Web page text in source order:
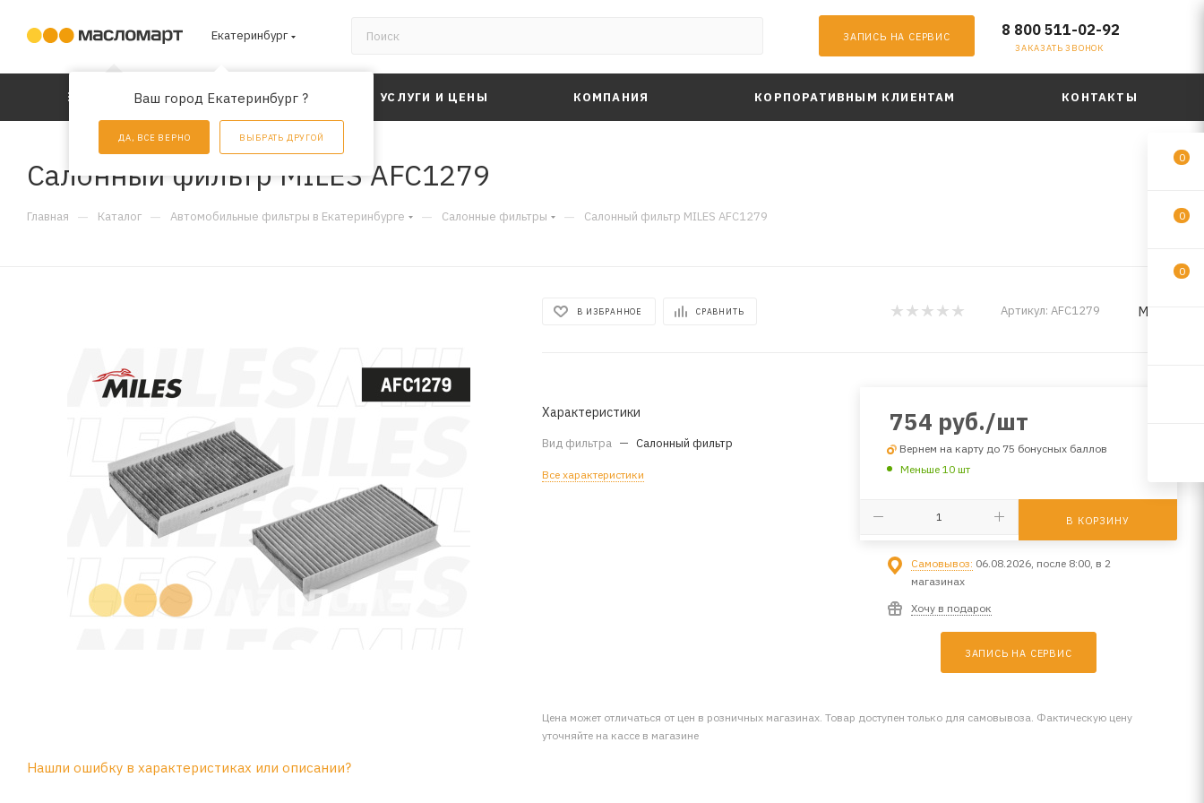
Екатеринбург
Ваш город Екатеринбург ?
ДА, ВСЕ ВЕРНО ВЫБРАТЬ ДРУГОЙ
ЗАПИСЬ НА СЕРВИС 8 800 511-02-92
ЗАКАЗАТЬ ЗВОНОК
КАТАЛОГ АКЦИИ УСЛУГИ И ЦЕНЫ КОМПАНИЯ КОРПОРАТИВНЫМ КЛИЕНТАМ КОНТАКТЫ
Салонный фильтр MILES AFC1279
Главная — Каталог — Автомобильные фильтры в Екатеринбурге — Салонные фильтры — Салонный фильтр MILES AFC1279
В ИЗБРАННОЕ СРАВНИТЬ Артикул: AFC1279 MILES
Характеристики
Вид фильтра — Салонный фильтр
Все характеристики
754 руб./шт
Вернем на карту до 75 бонусных баллов
Меньше 10 шт
В КОРЗИНУ
Самовывоз: 06.08.2026, после 8:00, в 2
магазинах
Хочу в подарок
ЗАПИСЬ НА СЕРВИС
Цена может отличаться от цен в розничных магазинах. Товар доступен только для самовывоза. Фактическую цену
уточняйте на кассе в магазине
Нашли ошибку в характеристиках или описании?
0
0
0